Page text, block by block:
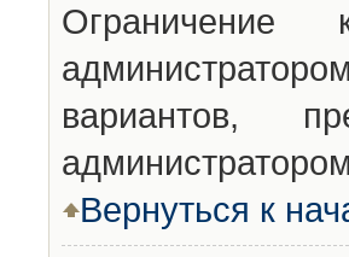
Ограничение
вариантов,
Вернуться к